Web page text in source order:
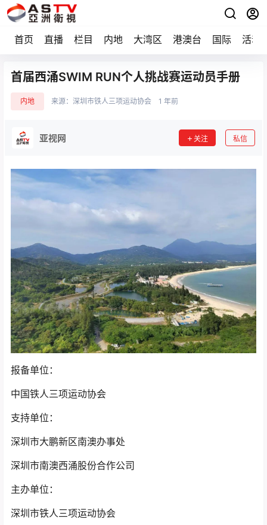
首页 直播 栏目 内地 大湾区 港澳台 国际 活动
首届西涌SWIM RUN个人挑战赛运动员手册
内地 来源： 深圳市铁人三项运动协会 1 年前
亚视网 关注 私信
报备单位：
中国铁人三项运动协会
支持单位：
深圳市大鹏新区南澳办事处
深圳市南澳西涌股份合作公司
主办单位：
深圳市铁人三项运动协会